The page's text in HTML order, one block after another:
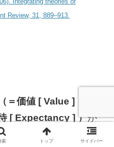
Review, 31, 889–913.
＝価値 [ Value ] ）
[ Expectancy ] ）が
動機づけ [ Motivation
索 トップ サイドバー